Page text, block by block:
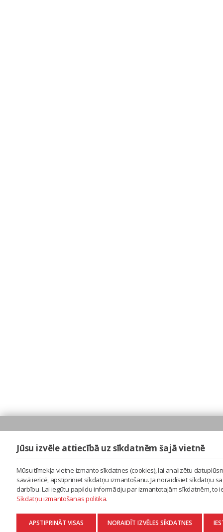
Jūsu izvēle attiecībā uz sīkdatnēm šajā vietnē
Mūsu tīmekļa vietne izmanto sīkdatnes (cookies), lai analizētu
savā ierīcē, apstipriniet sīkdatņu izmantošanu. Ja noraidīsiet sīkdatņu
darbību. Lai iegūtu papildu informāciju par izmantotajām sīkdatnēm,
Sīkdatņu izmantošanas politika.
APSTIPRINĀT VISAS NORAIDĪT IZVĒLES SĪKDATNES